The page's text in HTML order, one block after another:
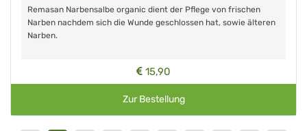
Remasan Narbensalbe organic dient der Pflege von frischen
Narben nachdem sich die Wunde geschlossen hat, sowie älteren
Narben.
15,90
Zur Bestellung